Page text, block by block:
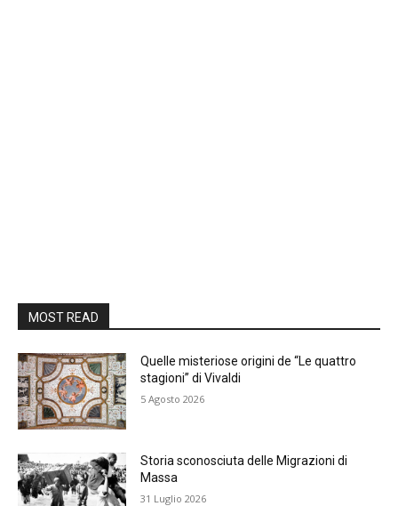
MOST READ
Quelle misteriose origini de “Le quattro
stagioni” di Vivaldi
5 Agosto 2026
Storia sconosciuta delle Migrazioni di
Massa
31 Luglio 2026